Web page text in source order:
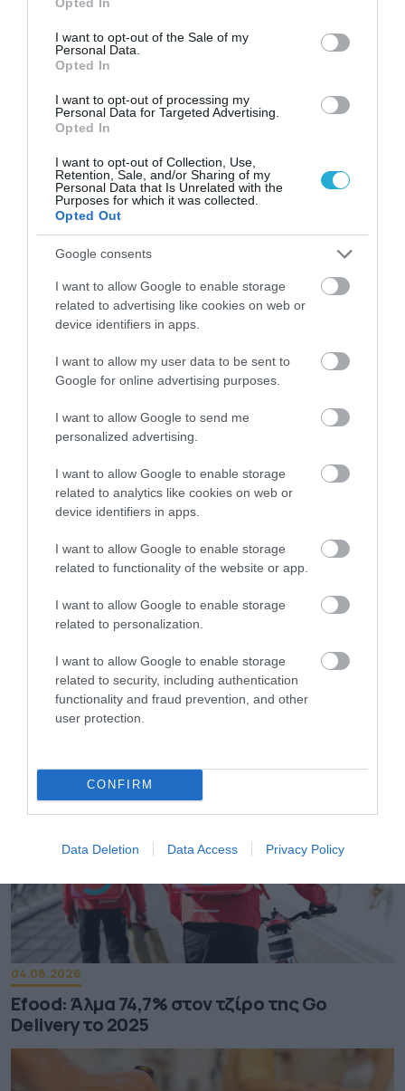
use your data for below specified purposes in below Google
consent section.
I want to opt-out of the Sale of my
Personal Data.
Opted In
I want to opt-out of processing my
Personal Data for Targeted Advertising.
Opted In
I want to opt-out of Collection, Use,
Retention, Sale, and/or Sharing of my
Personal Data that Is Unrelated with the
Purposes for which it was collected.
Opted Out
Google consents
I want to allow Google to enable storage
related to advertising like cookies on web or
device identifiers in apps.
I want to allow my user data to be sent to
Google for online advertising purposes.
I want to allow Google to send me
personalized advertising.
I want to allow Google to enable storage
related to analytics like cookies on web or
device identifiers in apps.
I want to allow Google to enable storage
related to functionality of the website or app.
I want to allow Google to enable storage
related to personalization.
I want to allow Google to enable storage
related to security, including authentication
functionality and fraud prevention, and other
user protection.
CONFIRM
Data Deletion Data Access Privacy Policy
Παπουτσάνης: Αύξηση 5% του κύκλου
εργασιών το α’ εξάμηνο – Στο 55% οι
εξαγωγές
ΙΕΛΚΑ: Σε ποια προϊόντα αυξήθηκαν και πού
04.08.2026
Σκλαβενίτης: Άνοιξε νέο κατάστημα στη
04.08.2026
Efood: Άλμα 74,7% στον τζίρο της Go
Delivery το 2025